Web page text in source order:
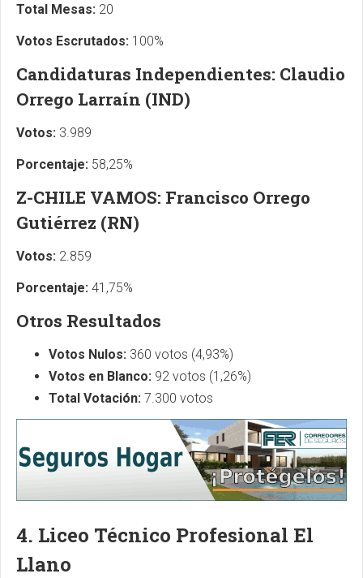
Total Mesas: 20
Votos Escrutados: 100%
Candidaturas Independientes: Claudio
Orrego Larraín (IND)
Votos: 3.989
Porcentaje: 58,25%
Z-CHILE VAMOS: Francisco Orrego
Gutiérrez (RN)
Votos: 2.859
Porcentaje: 41,75%
Otros Resultados
Votos Nulos: 360 votos (4,93%)
Votos en Blanco: 92 votos (1,26%)
Total Votación: 7.300 votos
4. Liceo Técnico Profesional El
Llano